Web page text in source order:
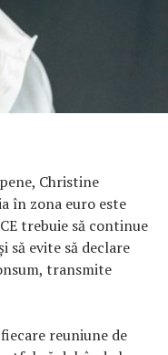
Christine
în zona euro este
trebuie să continue
să evite să declare
transmite
reuniune de